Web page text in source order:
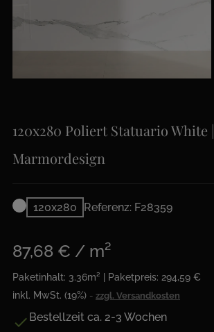
120x280 Poliert Statuario White |
Marmordesign
120x280 Referenz: F28359
87,68 € / m²
Paketinhalt: 3.36m² | Paketpreis: 294,59 €
inkl. MwSt. (19%)
zzgl. Versandkosten
 Bestellzeit ca. 2-3 Wochen